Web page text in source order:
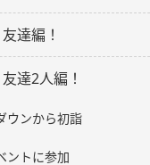
達編！
達2人編！
ウンから初詣
ントに参加